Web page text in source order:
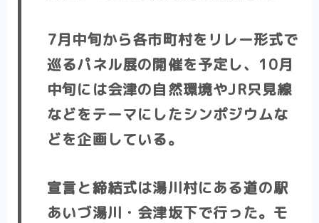
7月中旬から各市町村をリレー形式で
巡るパネル展の開催を予定し、10月
中旬には会津の自然環境やJR只見線
などをテーマにしたシンポジウムな
どを企画している。
宣言と締結式は湯川村にある道の駅
あいづ湯川・会津坂下で行った。モ